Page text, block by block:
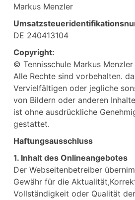
Markus Menzler
DE 240413104
Copyright:
© Tennisschule Markus Menzler
Alle Rechte sind vorbehalten.
Vervielfältigen oder jegliche
von Bildern oder anderen
ist ohne ausdrückliche
gestattet.
Haftungsausschluss
1. Inhalt des Onlineangebotes
Der Webseitenbetreiber
Gewähr für die
Vollständigkeit oder Qualität